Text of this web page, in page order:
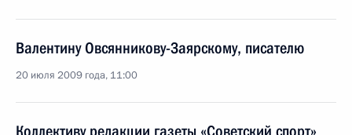
Валентину Овсянникову-Заярскому, писателю
20 июля 2009 года, 11:00
Коллективу редакции газеты «Советский спорт»